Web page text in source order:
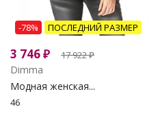
-78% ПОСЛЕДНИЙ РАЗМЕР
3 746₽ 17 922₽
Dimma
Модная женская...
46